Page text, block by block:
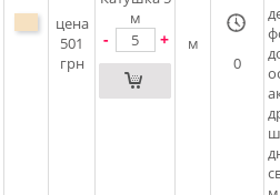
цена
501
грн
м
- +
м
0